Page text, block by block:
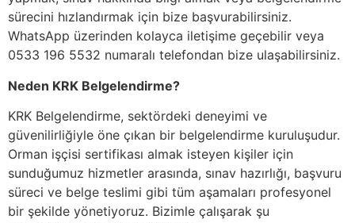
sürecini hızlandırmak için bize başvurabilirsiniz.
WhatsApp üzerinden kolayca iletişime geçebilir veya
0533 196 5532 numaralı telefondan bize ulaşabilirsiniz.
Neden KRK Belgelendirme?
KRK Belgelendirme, sektördeki deneyimi ve
güvenilirliğiyle öne çıkan bir belgelendirme kuruluşudur.
Orman işçisi sertifikası almak isteyen kişiler için
sunduğumuz hizmetler arasında, sınav hazırlığı, başvuru
süreci ve belge teslimi gibi tüm aşamaları profesyonel
bir şekilde yönetiyoruz. Bizimle çalışarak şu